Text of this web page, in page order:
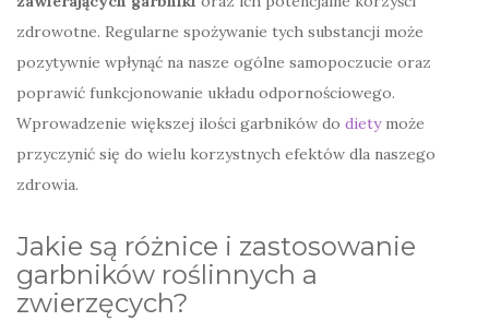
zdrowotne. Regularne spożywanie tych substancji może
pozytywnie wpłynąć na nasze ogólne samopoczucie oraz
poprawić funkcjonowanie układu odpornościowego.
Wprowadzenie większej ilości garbników do dietymoże
przyczynić się do wielu korzystnych efektów dla naszego
zdrowia.
Jakie są różnice i zastosowanie
garbników roślinnych a
zwierzęcych?